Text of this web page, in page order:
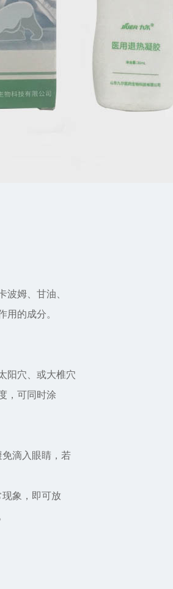
波姆、甘油、
用的成分。
阳穴、或大椎穴
，可同时涂
滴入眼睛，若
象，即可放